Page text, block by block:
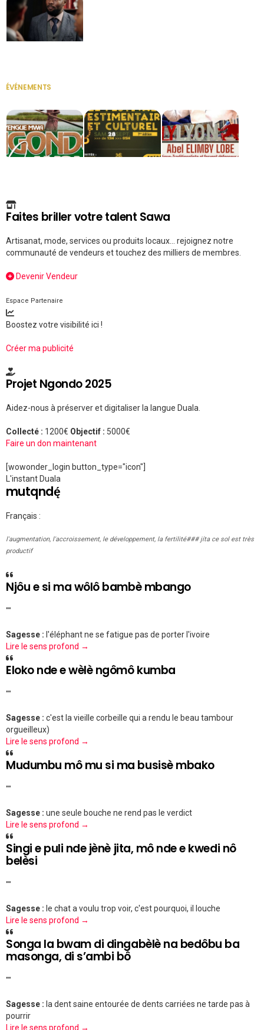
ÉVÉNEMENTS
Faites briller votre talent Sawa
Artisanat, mode, services ou produits locaux... rejoignez notre
communauté de vendeurs et touchez des milliers de membres.
Devenir Vendeur
Espace Partenaire
Boostez votre visibilité ici !
Créer ma publicité
Projet Ngondo 2025
Aidez-nous à préserver et digitaliser la langue Duala.
Collecté : 1200€ Objectif : 5000€
Faire un don maintenant
[wowonder_login button_type="icon"]
L'instant Duala
mutqndę́
Français :
l'augmentation, l'accroissement, le développement, la fertilité### jíta ce sol est très
productif
Njôu e si ma wôlô bambè mbango
""
Sagesse : l'éléphant ne se fatigue pas de porter l'ivoire
Lire le sens profond →
Eloko nde e wèlè ngômô kumba
""
Sagesse : c'est la vieille corbeille qui a rendu le beau tambour
orgueilleux)
Lire le sens profond →
Mudumbu mô mu si ma busisè mbako
""
Sagesse : une seule bouche ne rend pas le verdict
Lire le sens profond →
Singi e puli nde jènè jita, mô nde e kwedi nô
belèsi
""
Sagesse : le chat a voulu trop voir, c'est pourquoi, il louche
Lire le sens profond →
Songa la bwam di dingabèlè na bedôbu ba
masonga, di s’ambi bô
""
Sagesse : la dent saine entourée de dents carriées ne tarde pas à
pourrir
Lire le sens profond →